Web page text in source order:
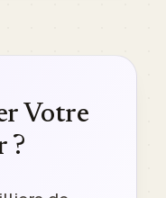
Votre
?